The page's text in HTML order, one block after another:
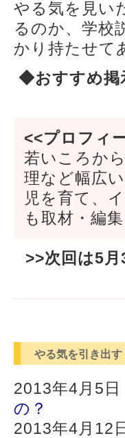
やる気を見い
るのか、学校
かり持たせて
◆おすすめ掲
<<プロフィ
若いころか
理など幅広
児を育て、
も取材・編
>>次回は5
やる気を引き出
2013年4月5日
の？
2013年4月12